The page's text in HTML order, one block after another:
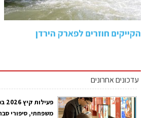
הקייקים חוזרים לפארק הירדן
עדכונים אחרונים
משפחתי, סיפורי